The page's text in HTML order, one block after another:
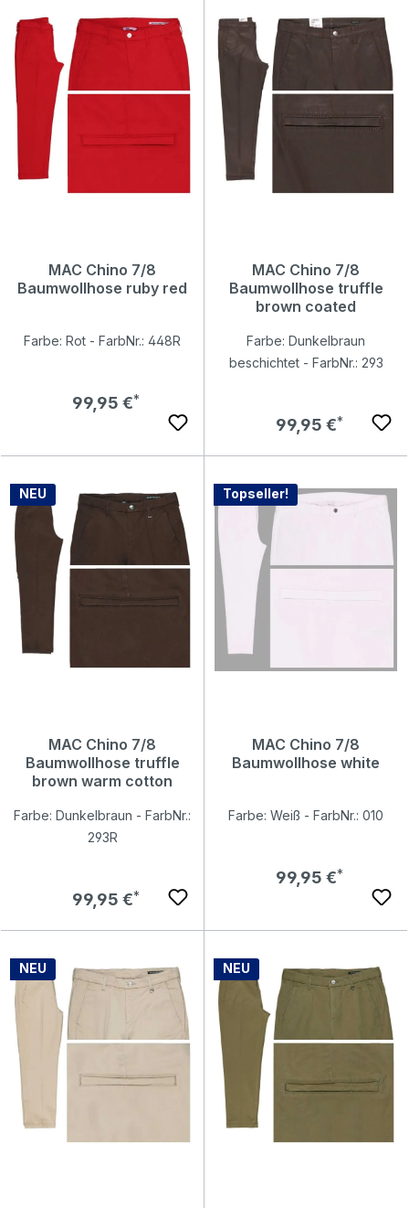
MAC Chino 7/8
Baumwollhose ruby red
Farbe: Rot - FarbNr.: 448R
Regulärer Preis:
99,95 €
MAC Chino 7/8
Baumwollhose truffle
brown coated
Farbe: Dunkelbraun
beschichtet - FarbNr.: 293
Regulärer Preis:
99,95 €
NEU
MAC Chino 7/8
Baumwollhose truffle
brown warm cotton
Farbe: Dunkelbraun - FarbNr.:
293R
Regulärer Preis:
99,95 €
Topseller!
MAC Chino 7/8
Baumwollhose white
Farbe: Weiß - FarbNr.: 010
Regulärer Preis:
99,95 €
NEU NEU